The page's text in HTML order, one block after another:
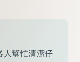
人幫忙清潔仔